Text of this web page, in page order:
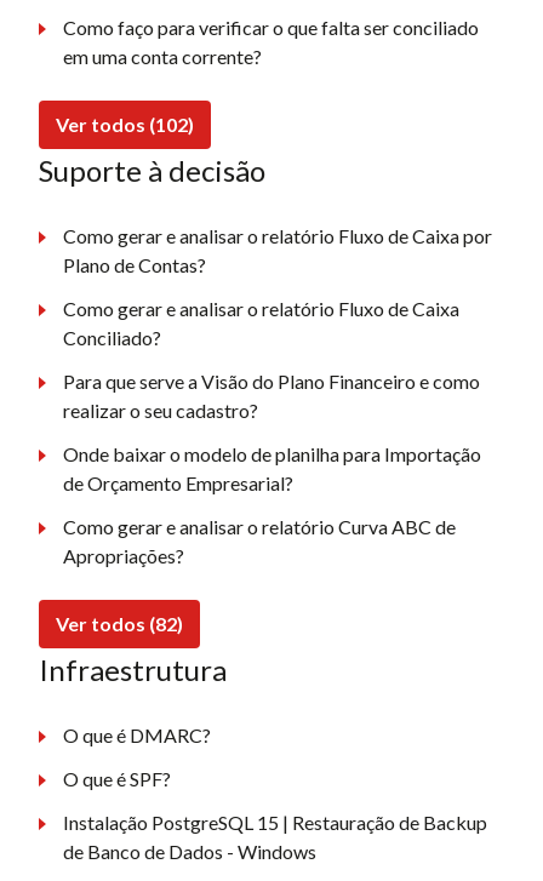
Como faço para verificar o que falta ser conciliado
em uma conta corrente?
Ver todos (102)
Suporte à decisão
Como gerar e analisar o relatório Fluxo de Caixa por
Plano de Contas?
Como gerar e analisar o relatório Fluxo de Caixa
Conciliado?
Para que serve a Visão do Plano Financeiro e como
realizar o seu cadastro?
Onde baixar o modelo de planilha para Importação
de Orçamento Empresarial?
Como gerar e analisar o relatório Curva ABC de
Apropriações?
Ver todos (82)
Infraestrutura
O que é DMARC?
O que é SPF?
Instalação PostgreSQL 15 | Restauração de Backup
de Banco de Dados - Windows